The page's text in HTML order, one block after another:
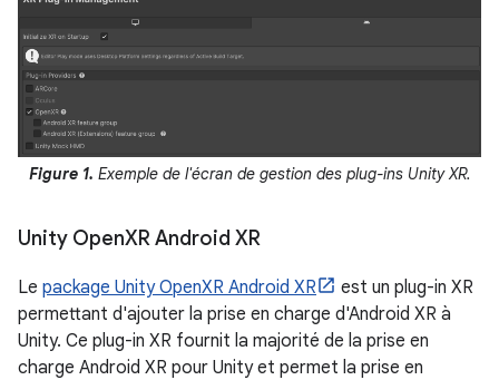
Figure 1. Exemple de l'écran de gestion des plug-ins Unity XR.
Unity OpenXR Android XR
Le package Unity OpenXR Android XR
est un plug-in XR
permettant d'ajouter la prise en charge d'Android XR à
Unity. Ce plug-in XR fournit la majorité de la prise en
charge Android XR pour Unity et permet la prise en